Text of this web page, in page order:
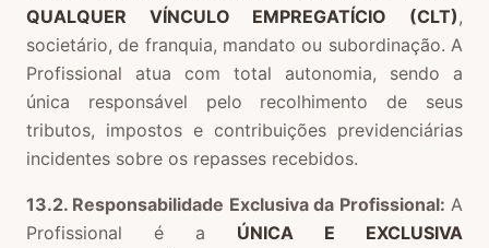
QUALQUER VÍNCULO EMPREGATÍCIO (CLT),
societário, de franquia, mandato ou subordinação. A
Profissional atua com total autonomia, sendo a
única responsável pelo recolhimento de seus
tributos, impostos e contribuições previdenciárias
incidentes sobre os repasses recebidos.
13.2. Responsabilidade Exclusiva da Profissional: A
Profissional é a
ÚNICA E EXCLUSIVA